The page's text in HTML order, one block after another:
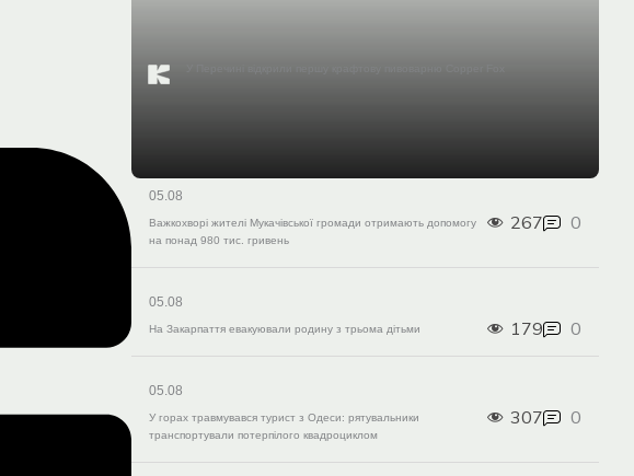
Важкохворі жителі Мукачівської громади отримають допомогу
на понад 980 тис. гривень
05.08
267 0
На Закарпаття евакуювали родину з трьома дітьми
05.08
179 0
У горах травмувався турист з Одеси: рятувальники
транспортували потерпілого квадроциклом
05.08
307 0